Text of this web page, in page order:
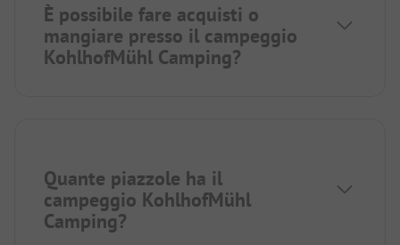
È possibile fare acquisti o
mangiare presso il campeggio
KohlhofMühl Camping?
Quante piazzole ha il
campeggio KohlhofMühl
Camping?